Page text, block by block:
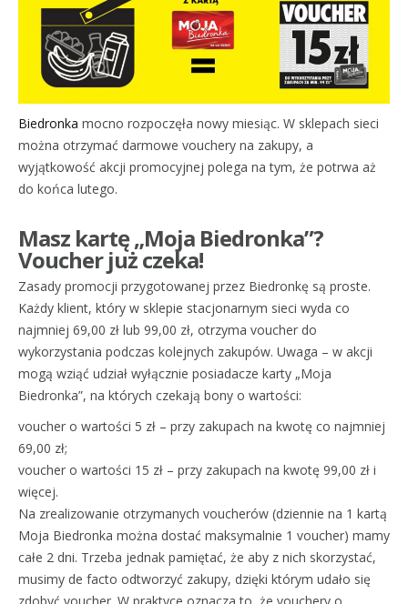
Biedronka mocno rozpoczęła nowy miesiąc. W sklepach sieci
można otrzymać darmowe vouchery na zakupy, a
wyjątkowość akcji promocyjnej polega na tym, że potrwa aż
do końca lutego.
Masz kartę „Moja Biedronka”?
Voucher już czeka!
Zasady promocji przygotowanej przez Biedronkę są proste.
Każdy klient, który w sklepie stacjonarnym sieci wyda co
najmniej 69,00 zł lub 99,00 zł, otrzyma voucher do
wykorzystania podczas kolejnych zakupów. Uwaga – w akcji
mogą wziąć udział wyłącznie posiadacze karty „Moja
Biedronka”, na których czekają bony o wartości:
voucher o wartości 5 zł – przy zakupach na kwotę co najmniej
69,00 zł;
voucher o wartości 15 zł – przy zakupach na kwotę 99,00 zł i
więcej.
Na zrealizowanie otrzymanych voucherów (dziennie na 1 kartą
Moja Biedronka można dostać maksymalnie 1 voucher) mamy
całe 2 dni. Trzeba jednak pamiętać, że aby z nich skorzystać,
musimy de facto odtworzyć zakupy, dzięki którym udało się